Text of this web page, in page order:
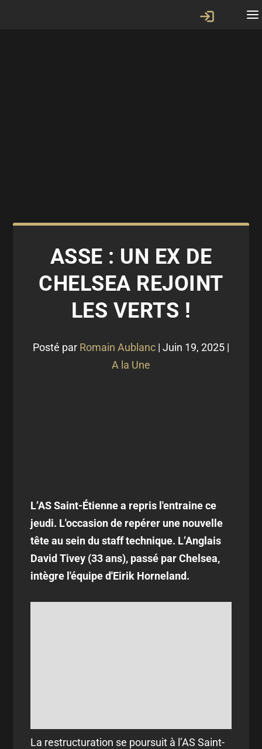
ASSE : UN EX DE
CHELSEA REJOINT
LES VERTS !
Posté par Romain Aublanc | Juin 19, 2025 |
A la Une
L’AS Saint-Étienne a repris l'entraine ce
jeudi. L'occasion de repérer une nouvelle
tête au sein du staff technique. L’Anglais
David Tivey (33 ans), passé par Chelsea,
intègre l'équipe d'Eirik Horneland.
La restructuration se poursuit à l’AS Saint-